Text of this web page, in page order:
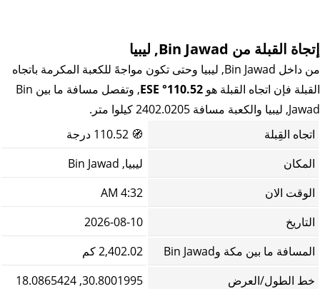
إتجاة القبلة من Bin Jawad, ليبيا
من داخل Bin Jawad, ليبيا وحتى تكون مواجهً للكعبة المكرمة باتجاه
القبلة فإن اتجاه القبلة هو 110.52° ESE
, وتفصل مسافة ما بين Bin
Jawad, ليبيا والكعبة مسافة 2402.0205 كيلوا متر.
اتجاه القِبلة
🧭
المكان
ليبيا, Bin Jawad
الوقت الان
4:32 AM
التاريخ
2026-08-10
المسافة ما بين مكة وBin Jawad
2,402.02 كم
خط الطول/العرض
30.8001995, 18.0865424